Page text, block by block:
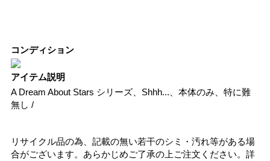
コンディション
アイテム説明
A Dream About Stars シリーズ、Shhh...、本体のみ、特に難
無し /
リサイクル品の為、記載の無い若干のシミ・汚れ等がある場
合がございます。あらかじめご了承の上ご注文ください。詳